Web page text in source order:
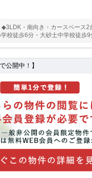
・南向き・カースペース
校徒歩6分・大砂土中学校徒歩9
公開中！】